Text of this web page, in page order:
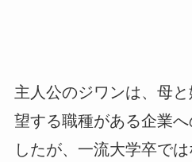
主人公のジワンは、母
望する職種がある企業
したが、一流大学卒で